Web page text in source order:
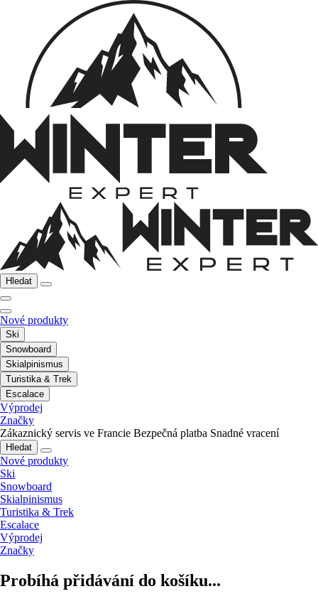
Hledat
Nové produkty
Ski
Snowboard
Skialpinismus
Turistika & Trek
Escalace
Výprodej
Značky
Zákaznický servis ve Francie Bezpečná platba Snadné vracení
Hledat
Nové produkty
Ski
Snowboard
Skialpinismus
Turistika & Trek
Escalace
Výprodej
Značky
Probíhá přidávání do košíku...